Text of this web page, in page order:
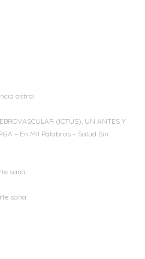
astral
(ICTUS), UN ANTES Y
– En Mil Palabras – Salud Sin
sana
sana